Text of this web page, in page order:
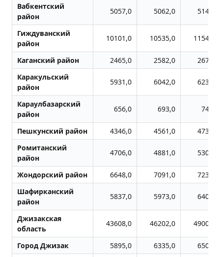
Вабкентский
район
5057,0 5062,0 5146,0
Гиждуванский
район
10101,0 10535,0 11543,0
Каганский район 2465,0 2582,0
2672,0
Каракульский
район
5931,0 6042,0 6230,0
Караулбазарский
район
656,0 693,0 743,0
Пешкунский район 4346,0 4561,0
4739,0
Ромитанский
район
4706,0 4881,0 5305,0
Жондоpский район 6648,0 7091,0
7235,0
Шафирканский
район
5837,0 5973,0 6406,0
Джизакская
область
43608,0 46202,0 49003,0
Город Джизак 5895,0 6335,0
6508,0